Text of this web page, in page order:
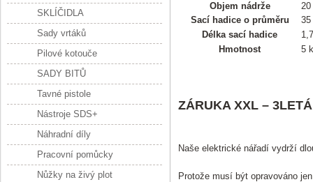
Objem nádrže
20
Sací hadice o průměru
35
Délka sací hadice
Hmotnost
5
ZÁRUKA XXL –
Naše elektrické nářadí vydrží
Protože musí být opravováno
SKLÍČIDLA
Sady vrtáků
Pilové kotouče
SADY BITŮ
Tavné pistole
Nástroje SDS+
Náhradní díly
Pracovní pomůcky
Nůžky na živý plot